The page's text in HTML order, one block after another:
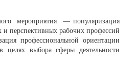
мероприятия — популяризация
и перспективных рабочих профессий
профессиональной ориентации
целях выбора сферы деятельности